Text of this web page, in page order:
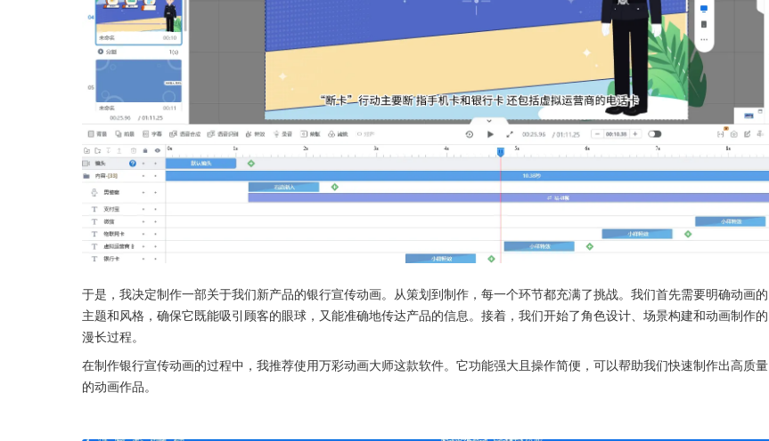
于是，我决定制作一部关于我们新产品的银行宣传动画。从策划到制作，每一个环节都充满了挑战。我们首先需要明确动画的
主题和风格，确保它既能吸引顾客的眼球，又能准确地传达产品的信息。接着，我们开始了角色设计、场景构建和动画制作的
漫长过程。
在制作银行宣传动画的过程中，我推荐使用万彩动画大师这款软件。它功能强大且操作简便，可以帮助我们快速制作出高质量
的动画作品。